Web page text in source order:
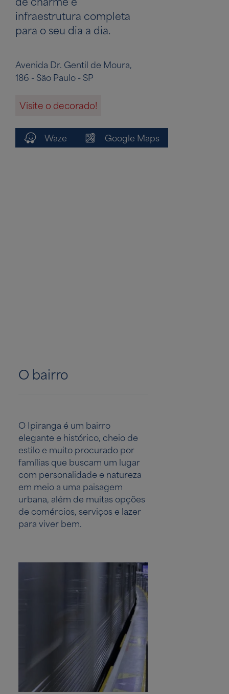
infraestrutura completa
para o seu dia a dia.
Avenida Dr. Gentil de Moura,
186 - São Paulo - SP
Visite o decorado!
Waze Google Maps
O bairro
O Ipiranga é um bairro
elegante e histórico, cheio de
estilo e muito procurado por
famílias que buscam um lugar
com personalidade e natureza
em meio a uma paisagem
urbana, além de muitas opções
de comércios, serviços e lazer
para viver bem.